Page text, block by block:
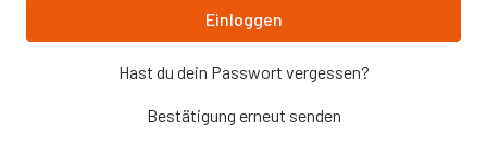
Hast du dein Passwort vergessen?
Bestätigung erneut senden